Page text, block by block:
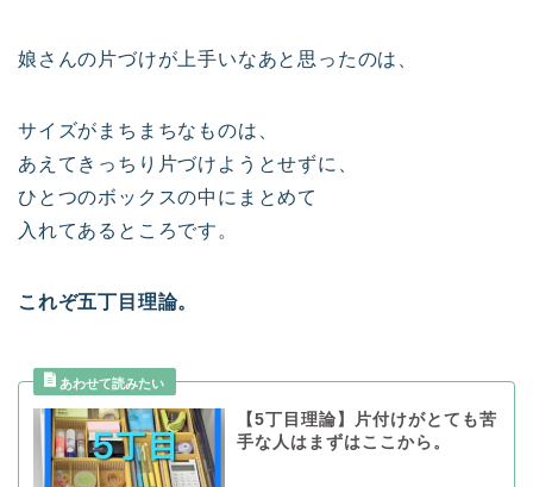
娘さんの片づけが上手いなあと思ったのは、
サイズがまちまちなものは、
あえてきっちり片づけようとせずに、
ひとつのボックスの中にまとめて
入れてあるところです。
これぞ五丁目理論。
【5丁目理論】片付けがとても苦
手な人はまずはここから。